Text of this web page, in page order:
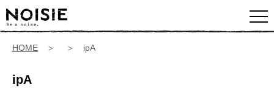
HOME ＞ ＞ ipA
ipA